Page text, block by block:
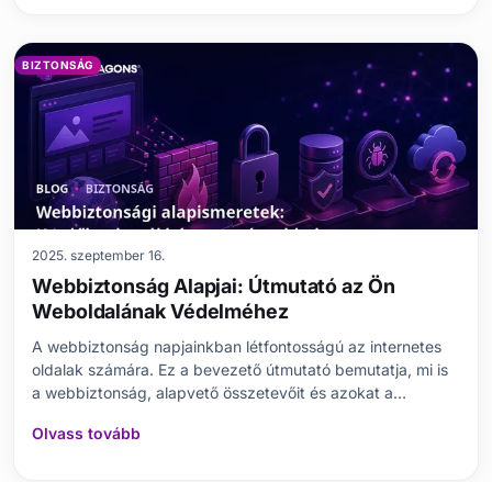
BIZTONSÁG
2025. szeptember 16.
Webbiztonság Alapjai: Útmutató az Ön
Weboldalának Védelméhez
A webbiztonság napjainkban létfontosságú az internetes
oldalak számára. Ez a bevezető útmutató bemutatja, mi is
a webbiztonság, alapvető összetevőit és azokat a
gyakori tévhiteket, részletesen ismerteti azokat a
Olvass tovább